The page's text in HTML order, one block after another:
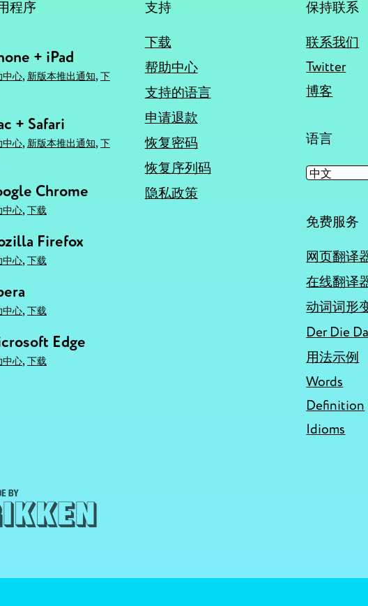
程序
+ iPad
中心, 新版本推出通知, 下
+ Safari
中心, 新版本推出通知, 下
Chrome
中心, 下载
Firefox
中心, 下载
中心, 下载
Edge
中心, 下载
支持
下载
帮助中心
支持的语言
申请退款
恢复密码
恢复序列码
隐私政策
保持联系
联系我们
Twitter
博客
语言
免费服务
网页翻译
在线翻译
动词词形
Der Die
用法示例
Words
Definition
Idioms